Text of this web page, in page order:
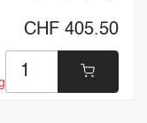
CHF 405.50